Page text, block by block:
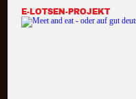
E-LOTSEN-PROJEKT